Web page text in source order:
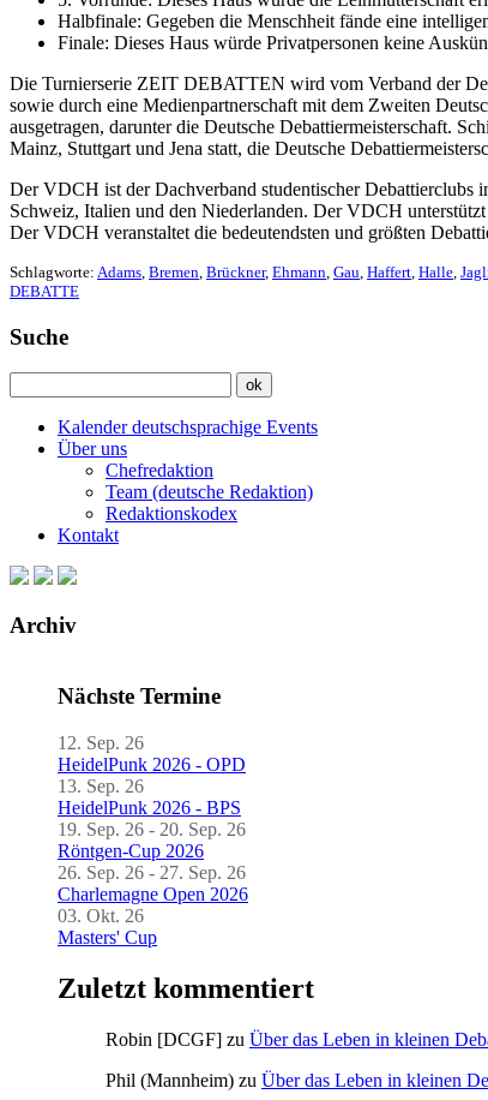
Halbfinale: Gegeben die Menschheit fände eine
Finale: Dieses Haus würde Privatpersonen keine
Die Turnierserie ZEIT DEBATTEN wird vom Verband der
sowie durch eine Medienpartnerschaft mit dem Zweiten
ausgetragen, darunter die Deutsche Debattiermeisterschaft.
Mainz, Stuttgart und Jena statt, die Deutsche
Der VDCH ist der Dachverband studentischer Debattierclubs
Schweiz, Italien und den Niederlanden. Der VDCH
Der VDCH veranstaltet die bedeutendsten und größten
Schlagworte: Adams Bremen Brückner, Ehmann Gau Haffert Halle
DEBATTE
Suche
Kalender deutschsprachige Events
Über uns
Chefredaktion
Team (deutsche Redaktion)
Redaktionskodex
Kontakt
Archiv
Nächste Termine
12. Sep. 26
HeidelPunk 2026 - OPD
13. Sep. 26
HeidelPunk 2026 - BPS
19. Sep. 26 - 20. Sep. 26
Röntgen-Cup 2026
26. Sep. 26 - 27. Sep. 26
Charlemagne Open 2026
03. Okt. 26
Masters' Cup
Zuletzt kommentiert
Robin [DCGF] zu Über das Leben in kleinen
Phil (Mannheim) zu Über das Leben in kleinen